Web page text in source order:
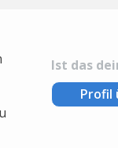
Ist das
Profil